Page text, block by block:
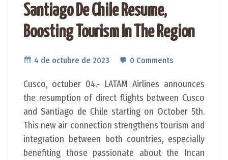
Santiago De Chile Resume,
Boosting Tourism In The Region
4 de octubre de 2023 0 Comments
Cusco, octuber 04.- LATAM Airlines announces
the resumption of direct flights between Cusco
and Santiago de Chile starting on October 5th.
This new air connection strengthens tourism and
integration between both countries, especially
benefiting those passionate about the Incan